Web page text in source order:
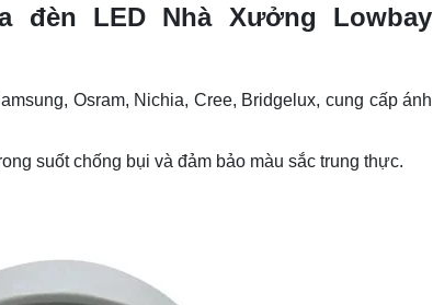
đèn LED Nhà Xưởng Lowbay
Osram, Nichia, Cree, Bridgelux, cung cấp ánh
suốt chống bụi và đảm bảo màu sắc trung thực.